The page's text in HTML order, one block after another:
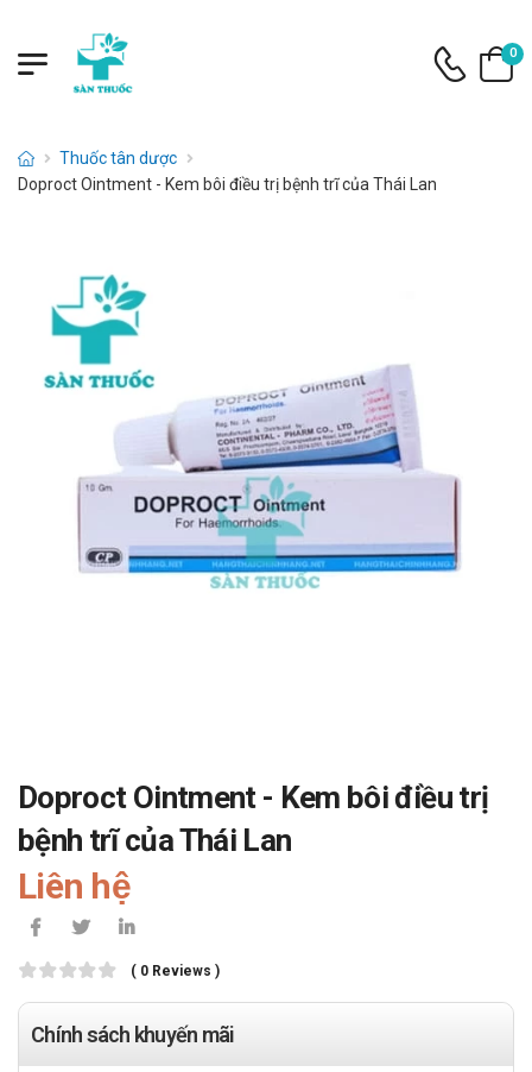
0
Thuốc tân dược
Doproct Ointment - Kem bôi điều trị bệnh trĩ của Thái Lan
Doproct Ointment - Kem bôi điều trị
bệnh trĩ của Thái Lan
Liên hệ
( 0 Reviews )
Chính sách khuyến mãi